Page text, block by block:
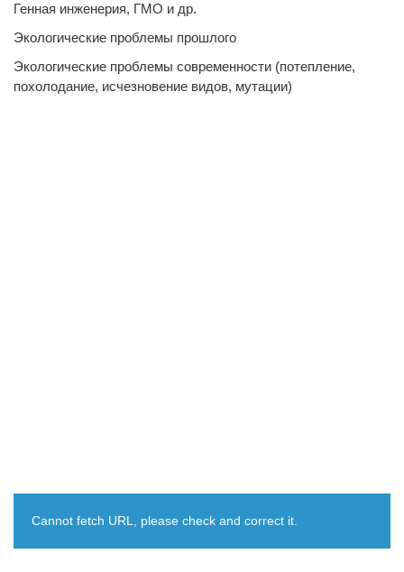
Генная инженерия, ГМО и др.
Экологические проблемы прошлого
Экологические проблемы современности (потепление,
похолодание, исчезновение видов, мутации)
Cannot fetch URL, please check and correct it.